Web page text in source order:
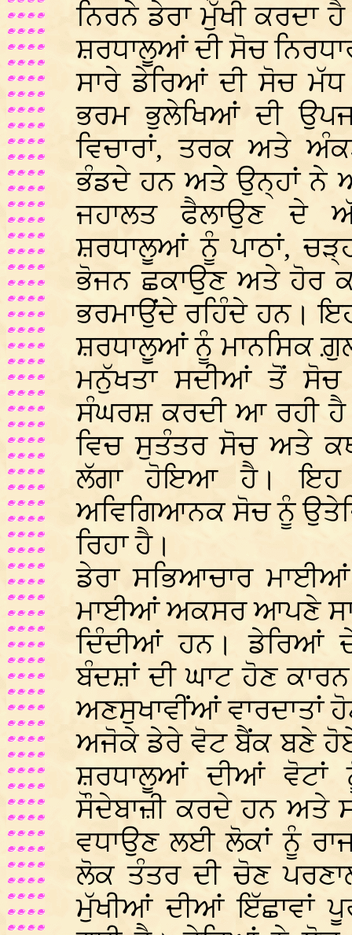
ਨਿਰਨੇ ਡੇਰਾ ਮੁੱਖੀ ਕਰਦਾ
ਸ਼ਰਧਾਲੂਆਂ ਦੀ ਸੋਚ
ਸਾਰੇ ਡੇਰਿਆਂ ਦੀ ਸੋਚ
ਭਰਮ ਭੁਲੇਖਿਆਂ ਦੀ
ਵਿਚਾਰਾਂ, ਤਰਕ ਅਤੇ
ਭੰਡਦੇ ਹਨ ਅਤੇ ਉਨ੍ਹਾਂ ਨੇ
ਜਹਾਲਤ ਫੈਲਾਉਣ ਦੇ
ਸ਼ਰਧਾਲੂਆਂ ਨੂੰ ਪਾਠਾਂ,
ਭੋਜਨ ਛਕਾਉਣ ਅਤੇ ਹੋਰ
ਭਰਮਾਉਂਦੇ ਰਹਿੰਦੇ ਹਨ।
ਸ਼ਰਧਾਲੂਆਂ ਨੂੰ ਮਾਨਸਿਕ
ਮਨੁੱਖਤਾ ਸਦੀਆਂ ਤੋਂ
ਸੰਘਰਸ਼ ਕਰਦੀ ਆ ਰਹੀ ਹੈ
ਵਿਚ ਸੁਤੰਤਰ ਸੋਚ ਅਤੇ
ਲੱਗਾ ਹੋਇਆ ਹੈ। ਇਹ
ਅਵਿਗਿਆਨਕ ਸੋਚ ਨੂੰ
ਰਿਹਾ ਹੈ।
ਡੇਰਾ ਸਭਿਆਚਾਰ
ਮਾਈਆਂ ਅਕਸਰ ਆਪਣੇ
ਦਿੰਦੀਆਂ ਹਨ। ਡੇਰਿਆਂ
ਬੰਦਸ਼ਾਂ ਦੀ ਘਾਟ ਹੋਣ
ਅਣਸੁਖਾਵੀਂਆਂ ਵਾਰਦਾਤਾਂ
ਅਜੋਕੇ ਡੇਰੇ ਵੋਟ ਬੈਂਕ ਬਣੇ
ਸ਼ਰਧਾਲੂਆਂ ਦੀਆਂ
ਸੌਦੇਬਾਜ਼ੀ ਕਰਦੇ ਹਨ ਅਤੇ
ਵਧਾਉਣ ਲਈ ਲੋਕਾਂ ਨੂੰ
ਲੋਕ ਤੰਤਰ ਦੀ ਚੋਣ
ਮੁੱਖੀਆਂ ਦੀਆਂ ਇੱਛਾਵਾਂ